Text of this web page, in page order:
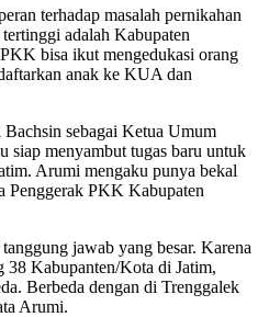
terhadap masalah pernikahan
adalah Kabupaten
bisa ikut mengedukasi orang
anak ke KUA dan
sebagai Ketua Umum
siap menyambut tugas baru untuk
Arumi mengaku punya bekal
Penggerak PKK Kabupaten
jawab yang besar. Karena
38 Kabupanten/Kota di Jatim,
Berbeda dengan di Trenggalek
Arumi.